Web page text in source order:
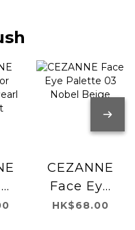
CEZANNE
Face Eye
Palette 03
HK$68.00